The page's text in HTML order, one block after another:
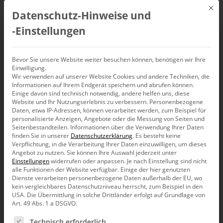
Webinar:
Berichtserstellung mit
DeltaMaster
11. Juni 2025, 10:00–11:00Uhr
Mit
Datenschutz-Hinweise und
‑Einstellungen
Bevor Sie unsere Website weiter besuchen können, benötigen wir Ihre
Einwilligung.
Wir verwenden auf unserer Website Cookies und andere Techniken, die
Informationen auf Ihrem Endgerät speichern und abrufen können.
Einige davon sind technisch notwendig, andere helfen uns, diese
Website und Ihr Nutzungserlebnis zu verbessern. Personenbezogene
Daten, etwa IP-Adressen, können verarbeitet werden, zum Beispiel für
personalisierte Anzeigen, Angebote oder die Messung von Seiten und
Seitenbestandteilen. Informationen über die Verwendung Ihrer Daten
finden Sie in unserer Datenschutzerklärung. Es besteht keine
Verpflichtung, in die Verarbeitung Ihrer Daten einzuwilligen, um dieses
Angebot zu nutzen.Sie können Ihre Auswahl jederzeit unter
Einstellungenwiderrufen oder anpassen. Je nach Einstellung sind nicht
alle Funktionen der Website verfügbar. Einige der hier genutzten
Dienste verarbeiten personenbezogene Daten außerhalb der EU, wo
kein vergleichbares Datenschutzniveau herrscht, zum Beispiel in den
USA. Die Übermittlung in solche Drittländer erfolgt auf Grundlage von
Art. 49 Abs. 1 a DSGVO.
Es folgt eine Liste der Service-Gruppen, für die eine